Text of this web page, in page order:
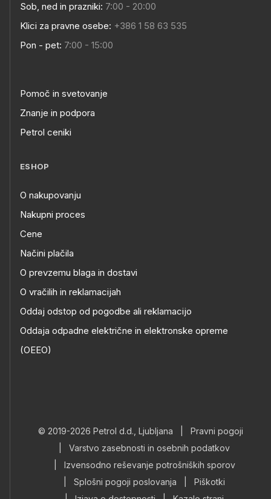
Sob, ned in prazniki: 7:00 - 20:00
Klici za pravne osebe: +386 1 58 63 535
Pon - pet: 7:00 - 15:00
Pomoč in svetovanje
Znanje in podpora
Petrol ceniki
ESHOP
O nakupovanju
Nakupni proces
Cene
Načini plačila
O prevzemu blaga in dostavi
O vračilih in reklamacijah
Oddaj odstop od pogodbe ali reklamacijo
Oddaja odpadne električne in elektronske opreme
(OEEO)
© 2019-2026 Petrol d.d., Ljubljana
Pravni pogoji
Varstvo zasebnosti in osebnih podatkov
Izvensodno reševanje potrošniških sporov
Splošni pogoji poslovanja
Piškotki